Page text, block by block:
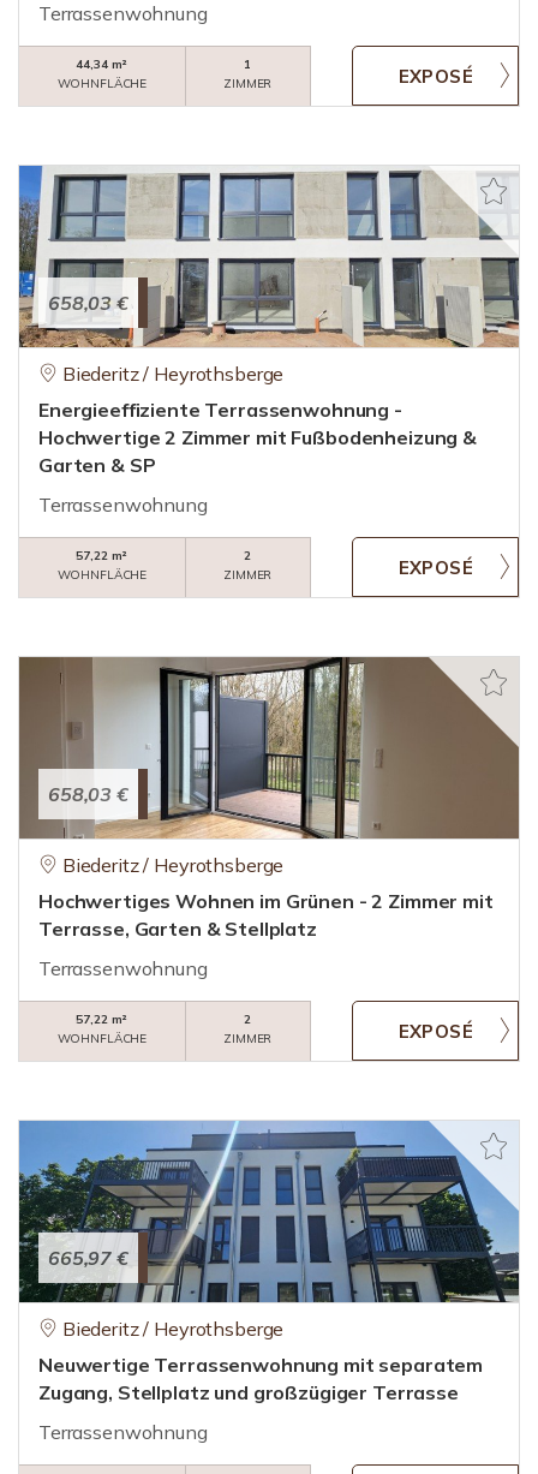
Terrassenwohnung
44,34 m²
WOHNFLÄCHE
1
ZIMMER
658,03 €
Biederitz / Heyrothsberge
Energieeffiziente Terrassenwohnung -
Hochwertige 2 Zimmer mit Fußbodenheizung &
Garten & SP
Terrassenwohnung
57,22 m²
WOHNFLÄCHE
2
ZIMMER
658,03 €
Biederitz / Heyrothsberge
Hochwertiges Wohnen im Grünen - 2 Zimmer mit
Terrasse, Garten & Stellplatz
Terrassenwohnung
57,22 m²
WOHNFLÄCHE
2
ZIMMER
665,97 €
Biederitz / Heyrothsberge
Neuwertige Terrassenwohnung mit separatem
Zugang, Stellplatz und großzügiger Terrasse
Terrassenwohnung